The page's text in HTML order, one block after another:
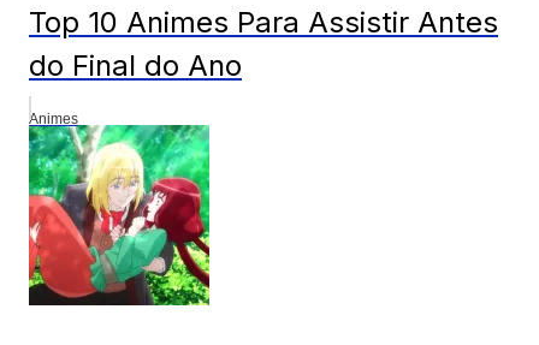
Top 10 Animes Para Assistir Antes
do Final do Ano
Animes